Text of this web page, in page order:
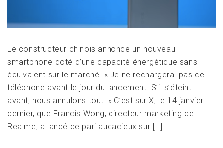
Le constructeur chinois annonce un nouveau
smartphone doté d’une capacité énergétique sans
équivalent sur le marché. « Je ne rechargerai pas ce
téléphone avant le jour du lancement. S’il s’éteint
avant, nous annulons tout. » C’est sur X, le 14 janvier
dernier, que Francis Wong, directeur marketing de
Realme, a lancé ce pari audacieux sur […]